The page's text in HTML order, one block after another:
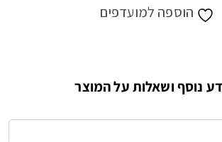
הוספה למועדפים
נוסף ושאלות על המוצר